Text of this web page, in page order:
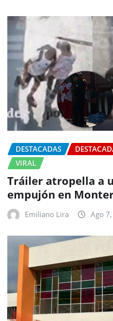
DESTACADAS
VIRAL
Tráiler atropella a
empujón en
Emiliano Lira Ago